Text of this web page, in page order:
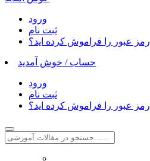
ورود
ثبت نام
رمز عبور را فراموش کرده اید؟
حساب / خوش آمدید
ورود
ثبت نام
رمز عبور را فراموش کرده اید؟